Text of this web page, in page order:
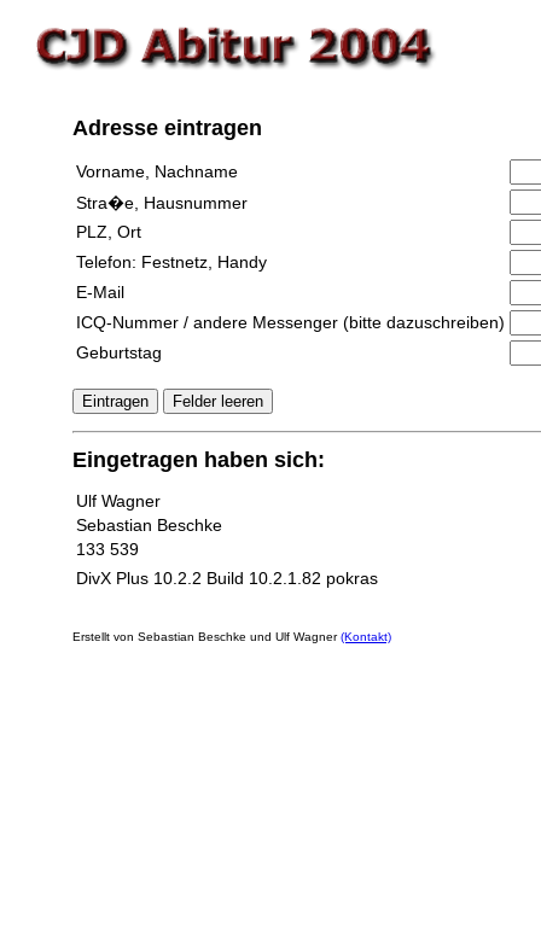
Adresse eintragen
Vorname, Nachname
Stra�e, Hausnummer
PLZ, Ort
Telefon: Festnetz, Handy
E-Mail
ICQ-Nummer / andere Messenger (bitte dazuschreiben)
Geburtstag
Eingetragen haben sich:
Ulf Wagner
Sebastian Beschke
133 539
DivX Plus 10.2.2 Build 10.2.1.82 pokras
Erstellt von Sebastian Beschke und Ulf Wagner(Kontakt)